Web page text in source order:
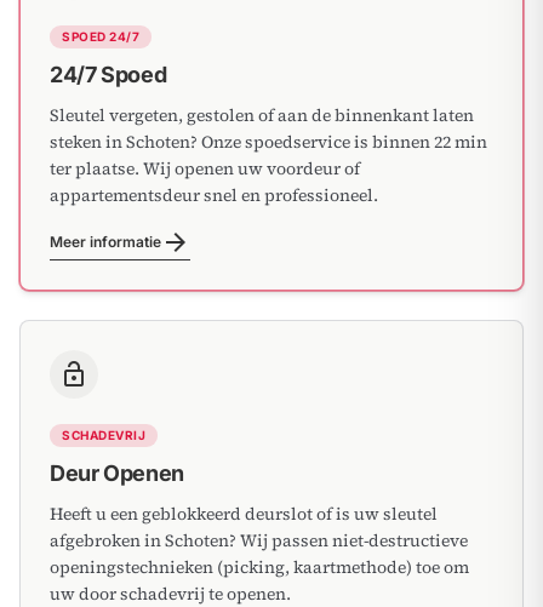
SPOED 24/7
24/7 Spoed
Sleutel vergeten, gestolen of aan de binnenkant laten
steken in Schoten? Onze spoedservice is binnen 22 min
ter plaatse. Wij openen uw voordeur of
appartementsdeur snel en professioneel.
Meer informatie arrow_forward
lock_open
SCHADEVRIJ
Deur Openen
Heeft u een geblokkeerd deurslot of is uw sleutel
afgebroken in Schoten? Wij passen niet-destructieve
openingstechnieken (picking, kaartmethode) toe om
uw door schadevrij te openen.